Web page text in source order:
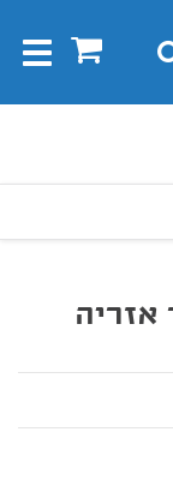
0
אזריה